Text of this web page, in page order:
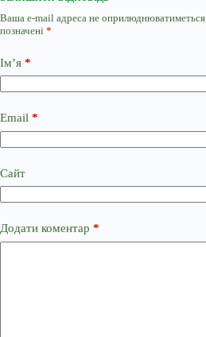
Ваша e-mail адреса не оприлюднюватиметься.
позначені *
Ім’я *
Email *
Сайт
Додати коментар *